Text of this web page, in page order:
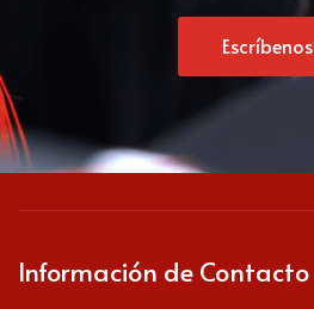
Escríbenos
Información de Contacto